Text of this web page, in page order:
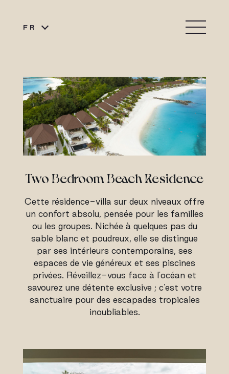
FR
Two Bedroom Beach Residence
Cette résidence-villa sur deux niveaux offre
un confort absolu, pensée pour les familles
ou les groupes. Nichée à quelques pas du
sable blanc et poudreux, elle se distingue
par ses intérieurs contemporains, ses
espaces de vie généreux et ses piscines
privées. Réveillez-vous face à l'océan et
savourez une détente exclusive ; c'est votre
sanctuaire pour des escapades tropicales
inoubliables.